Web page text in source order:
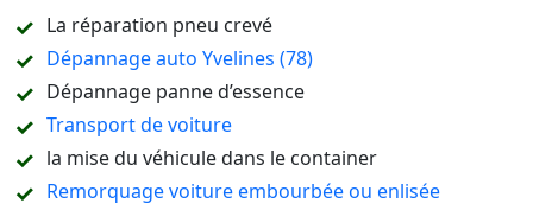
La réparation pneu crevé
Dépannage auto Yvelines (78)
Dépannage panne d’essence
Transport de voiture
la mise du véhicule dans le container
Remorquage voiture embourbée ou enlisée